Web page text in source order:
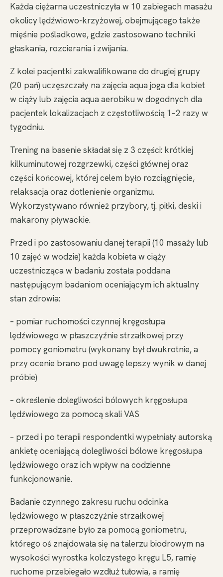
Każda ciężarna uczestniczyła w 10 zabiegach masażu
okolicy lędźwiowo-krzyżowej, obejmującego także
mięśnie pośladkowe, gdzie zastosowano techniki
głaskania, rozcierania i zwijania.
Z kolei pacjentki zakwalifikowane do drugiej grupy
(20 pań) uczęszczały na zajęcia aqua joga dla kobiet
w ciąży lub zajęcia aqua aerobiku w dogodnych dla
pacjentek lokalizacjach z częstotliwością 1–2 razy w
tygodniu.
Trening na basenie składał się z 3 części: krótkiej
kilkuminutowej rozgrzewki, części głównej oraz
części końcowej, której celem było rozciągnięcie,
relaksacja oraz dotlenienie organizmu.
Wykorzystywano również przybory, tj. piłki, deski i
makarony pływackie.
Przed i po zastosowaniu danej terapii (10 masaży lub
10 zajęć w wodzie) każda kobieta w ciąży
uczestnicząca w badaniu została poddana
następującym badaniom oceniającym ich aktualny
stan zdrowia:
– pomiar ruchomości czynnej kręgosłupa
lędźwiowego w płaszczyźnie strzałkowej przy
pomocy goniometru (wykonany był dwukrotnie, a
przy ocenie brano pod uwagę lepszy wynik w danej
próbie)
– określenie dolegliwości bólowych kręgosłupa
lędźwiowego za pomocą skali VAS
– przed i po terapii respondentki wypełniały autorską
ankietę oceniającą dolegliwości bólowe kręgosłupa
lędźwiowego oraz ich wpływ na codzienne
funkcjonowanie.
Badanie czynnego zakresu ruchu odcinka
lędźwiowego w płaszczyźnie strzałkowej
przeprowadzane było za pomocą goniometru,
którego oś znajdowała się na talerzu biodrowym na
wysokości wyrostka kolczystego kręgu L5, ramię
ruchome przebiegało wzdłuż tułowia, a ramię